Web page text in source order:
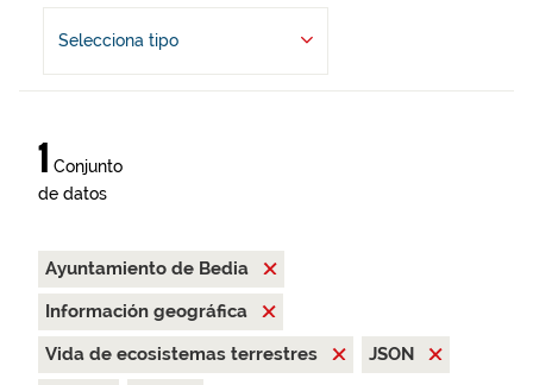
Selecciona tipo
1 Conjunto
de datos
Ayuntamiento de Bedia
Información geográfica
Vida de ecosistemas terrestres
JSON